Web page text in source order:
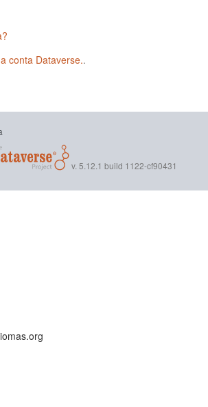
conta Dataverse..
v. 5.12.1 build 1122-cf90431